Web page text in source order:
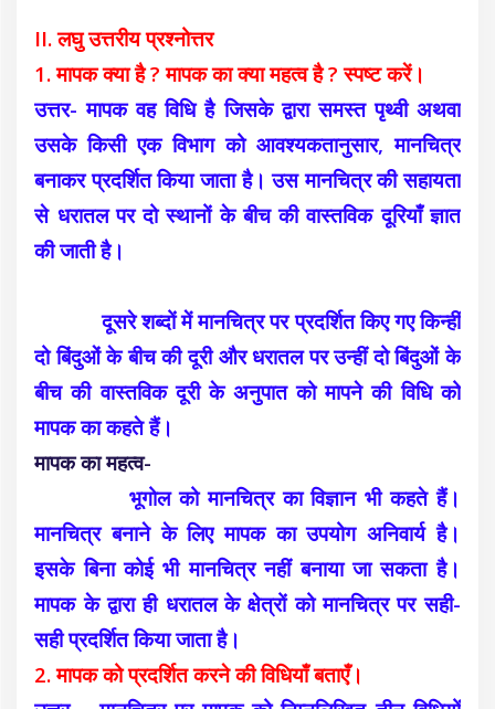
II. लघु उत्तरीय प्रश्नोत्तर
1. मापक क्या है ? मापक का क्या महत्व है ? स्पष्ट करें।
उत्तर- मापक वह विधि है जिसके द्वारा समस्त पृथ्वी अथवा
उसके किसी एक विभाग को आवश्यकतानुसार, मानचित्र
बनाकर प्रदर्शित किया जाता है। उस मानचित्र की सहायता
से धरातल पर दो स्थानों के बीच की वास्तविक दूरियाँ ज्ञात
की जाती है।
दूसरे शब्दों में मानचित्र पर प्रदर्शित किए गए किन्हीं
दो बिंदुओं के बीच की दूरी और धरातल पर उन्हीं दो बिंदुओं के
बीच की वास्तविक दूरी के अनुपात को मापने की विधि को
मापक का कहते हैं।
मापक का महत्व-
भूगोल को मानचित्र का विज्ञान भी कहते हैं।
मानचित्र बनाने के लिए मापक का उपयोग अनिवार्य है।
इसके बिना कोई भी मानचित्र नहीं बनाया जा सकता है।
मापक के द्वारा ही धरातल के क्षेत्रों को मानचित्र पर सही-
सही प्रदर्शित किया जाता है।
2. मापक को प्रदर्शित करने की विधियाँ बताएँ।